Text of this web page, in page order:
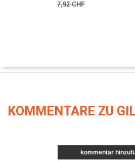
7,92 CHF
KOMMENTARE ZU
kommentar